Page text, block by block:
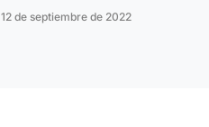
12 de septiembre de 2022